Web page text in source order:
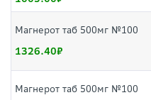
Магнерот таб 500мг №100
1326.40
Магнерот таб 500мг №100